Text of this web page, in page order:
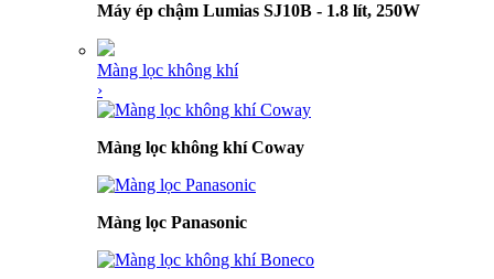
Máy ép chậm Lumias SJ10B - 1.8 lít, 250W
Màng lọc không khí
›
Màng lọc không khí Coway
Màng lọc Panasonic